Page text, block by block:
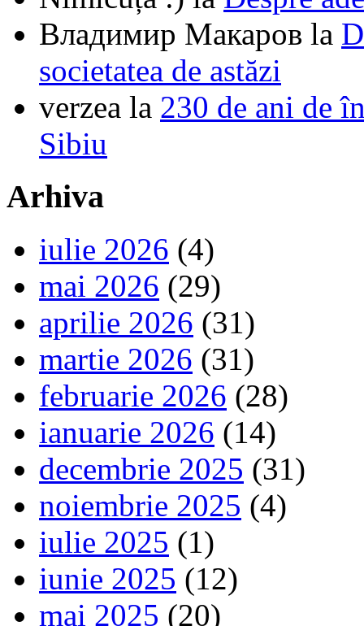
Владимир Макаров la
societatea de astăzi
verzea la 230 de ani de
Sibiu
Arhiva
iulie 2026 (4)
mai 2026 (29)
aprilie 2026 (31)
martie 2026 (31)
februarie 2026 (28)
ianuarie 2026 (14)
decembrie 2025 (31)
noiembrie 2025 (4)
iulie 2025 (1)
iunie 2025 (12)
mai 2025 (20)